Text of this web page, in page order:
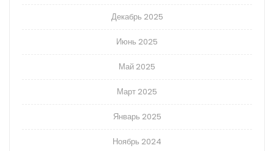
Декабрь 2025
Июнь 2025
Май 2025
Март 2025
Январь 2025
Ноябрь 2024